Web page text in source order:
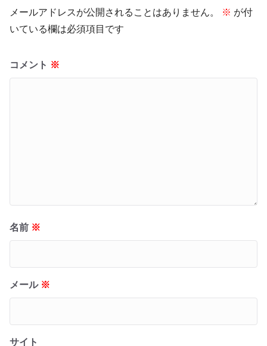
メールアドレスが公開されることはありません。 ※ が付
いている欄は必須項目です
コメント ※
名前 ※
メール ※
サイト